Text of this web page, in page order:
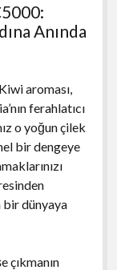
Anında
aroması,
ferahlatıcı
o yoğun çilek
bir dengeye
dünyaya
çıkmanın